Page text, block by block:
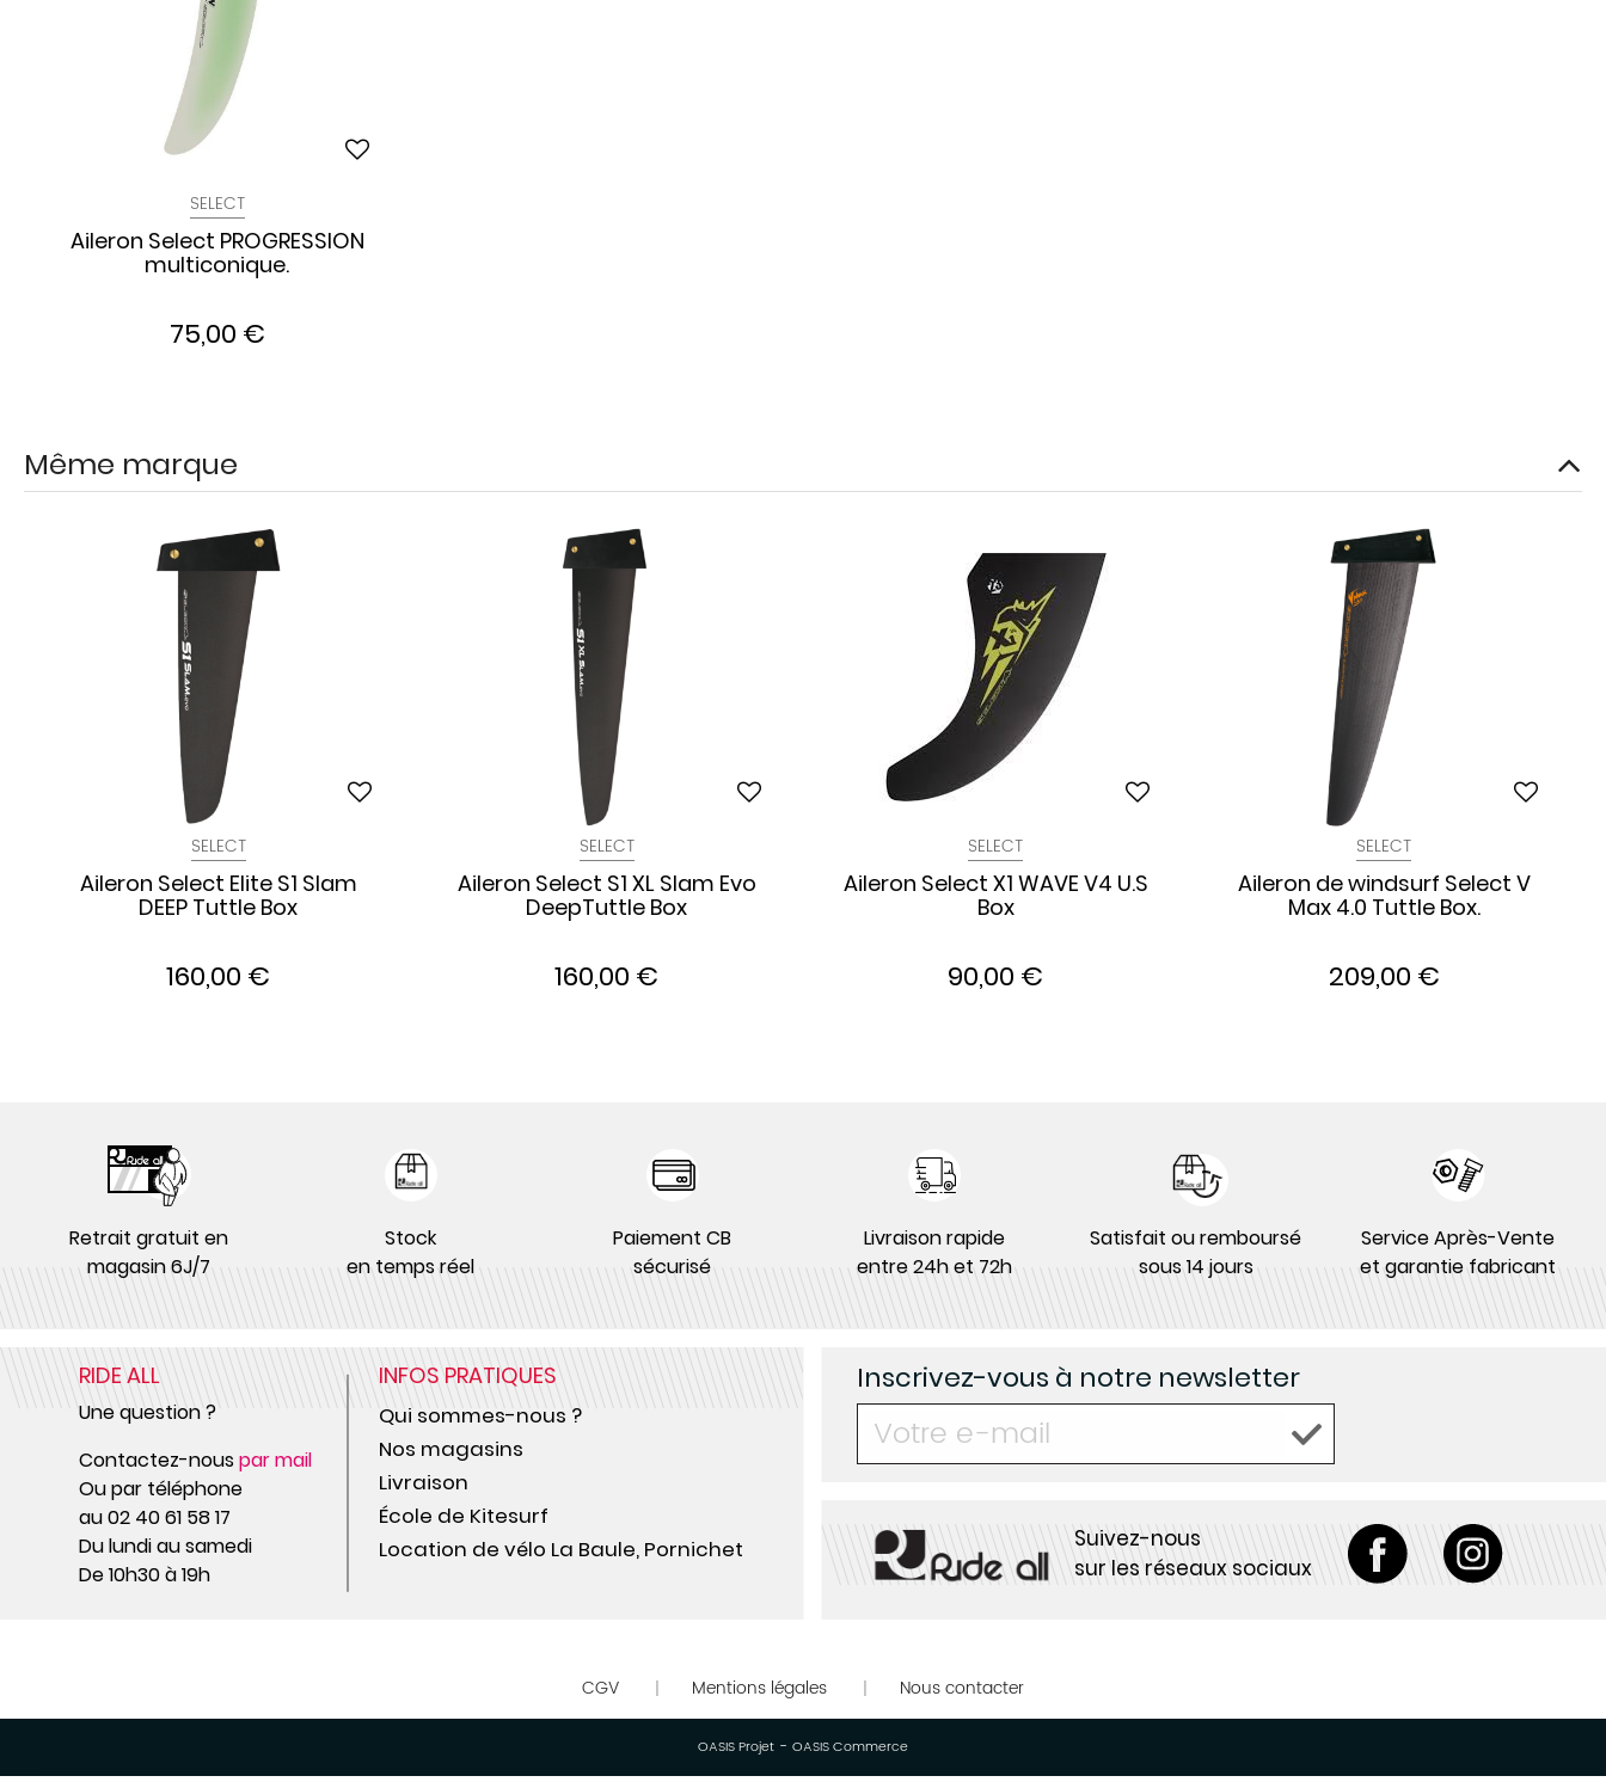
SELECT
Aileron Select PROGRESSION
multiconique.
75,00 €
Même marque
SELECT
Aileron Select Elite S1 Slam
DEEP Tuttle Box
160,00 €
SELECT
Aileron Select S1 XL Slam Evo
DeepTuttle Box
160,00 €
SELECT
Aileron Select X1 WAVE V4 U.S
Box
90,00 €
SELECT
Aileron de windsurf Select V
Max 4.0 Tuttle Box.
209,00 €
Retrait gratuit en
magasin 6J/7
Stock
en temps réel
Paiement CB
sécurisé
Livraison rapide
entre 24h et 72h
Satisfait ou remboursé
sous 14 jours
Service Après-Vente
et garantie fabricant
RIDE ALL
Une question ?
Contactez-nouspar mail
Ou par téléphone
au 02 40 61 58 17
Du lundi au samedi
De 10h30 à 19h
INFOS PRATIQUES
Qui sommes-nous ?
Nos magasins
Livraison
École de Kitesurf
Location de vélo La Baule, Pornichet
Inscrivez-vous à notre newsletter
Suivez-nous
sur les réseaux sociaux
CGV | Mentions légales | Nous contacter
OASIS Projet - OASIS Commerce